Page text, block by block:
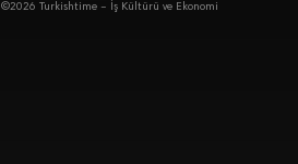
©2026 Turkishtime – İş Kültürü ve Ekonomi